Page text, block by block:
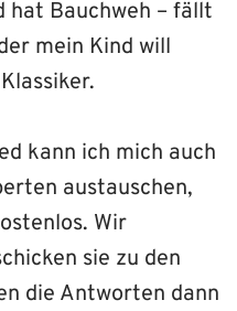
hat Bauchweh – fällt
mein Kind will
kann ich mich auch
austauschen,
Wir
sie zu den
die Antworten dann